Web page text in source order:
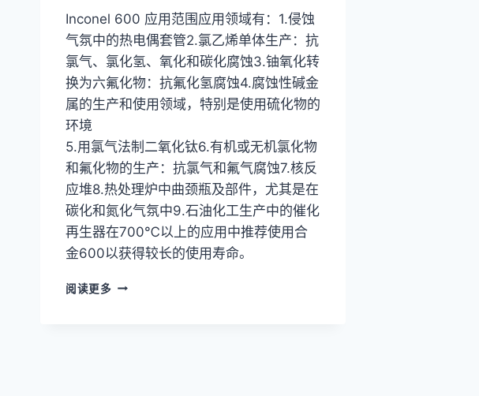
Inconel 600 应用范围应用领域有：1.侵蚀
气氛中的热电偶套管2.氯乙烯单体生产：抗
氯气、氯化氢、氧化和碳化腐蚀3.铀氧化转
换为六氟化物：抗氟化氢腐蚀4.腐蚀性碱金
属的生产和使用领域，特别是使用硫化物的
环境
5.用氯气法制二氧化钛6.有机或无机氯化物
和氟化物的生产：抗氯气和氟气腐蚀7.核反
应堆8.热处理炉中曲颈瓶及部件，尤其是在
碳化和氮化气氛中9.石油化工生产中的催化
再生器在700℃以上的应用中推荐使用合
金600以获得较长的使用寿命。
阅读更多 英